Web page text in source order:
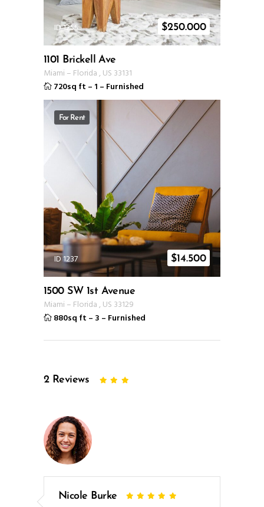
ID 1255 $250.000
1101 Brickell Ave
Miami – Florida, US 33131
720sq ft – 1 – Furnished
For Rent
ID 1237 $14.500
1500 SW 1st Avenue
Miami – Florida, US 33129
880sq ft – 3 – Furnished
2 Reviews
Nicole Burke